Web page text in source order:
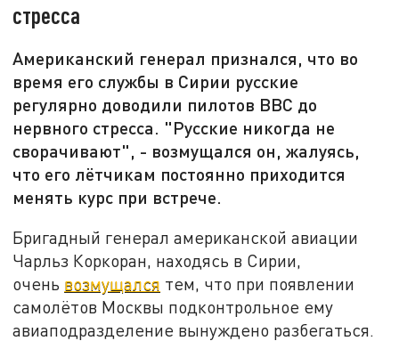
стресса
Американский генерал признался, что во
время его службы в Сирии русские
регулярно доводили пилотов ВВС до
нервного стресса. "Русские никогда не
сворачивают", - возмущался он, жалуясь,
что его лётчикам постоянно приходится
менять курс при встрече.
Бригадный генерал американской авиации
Чарльз Коркоран, находясь в Сирии,
очень возмущался тем, что при появлении
самолётов Москвы подконтрольное ему
авиаподразделение вынуждено разбегаться.